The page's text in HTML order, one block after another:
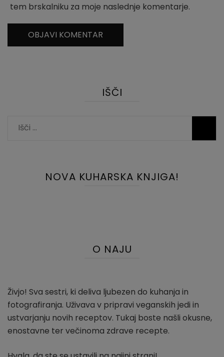
tem brskalniku za moje naslednje komentarje.
IŠČI
Išči:
NOVA KUHARSKA KNJIGA!
O NAJU
Živjo! Sva sestri, ki deliva ljubezen do kuhanja in
fotografiranja. Uživava v pripravi veganskih jedi in
ustvarjanju novih receptov. Tukaj boste našli okusne,
enostavne ter večinoma zdrave recepte.